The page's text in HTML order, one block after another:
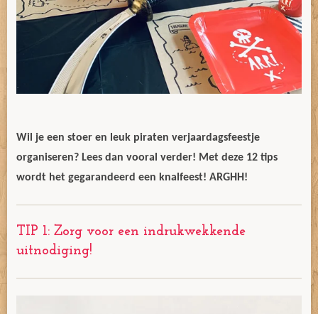
Wil je een stoer en leuk piraten verjaardagsfeestje
organiseren? Lees dan vooral verder! Met deze 12 tips
wordt het gegarandeerd een knalfeest! ARGHH!
TIP 1: Zorg voor een indrukwekkende
uitnodiging!